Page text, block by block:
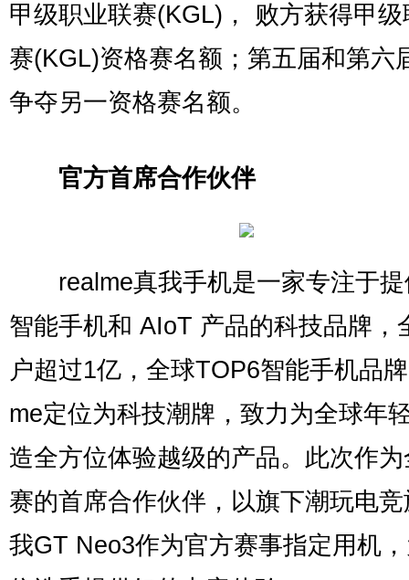
甲级职业联赛(KGL)， 败方获得甲
赛(KGL)资格赛名额；第五届和第六
争夺另一资格赛名额。
官方首席合作伙伴
realme真我手机是⼀家专注于提
智能⼿机和 AIoT 产品的科技品牌，
户超过1亿，全球TOP6智能手机品
me定位为科技潮牌，致力为全球年
造全方位体验越级的产品。此次作
赛的首席合作伙伴，以旗下潮玩电
我GT Neo3作为官方赛事指定用机